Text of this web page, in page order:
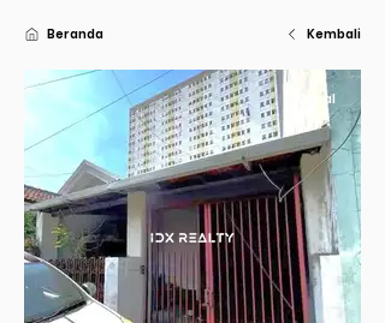
Beranda Kembali
Dijual